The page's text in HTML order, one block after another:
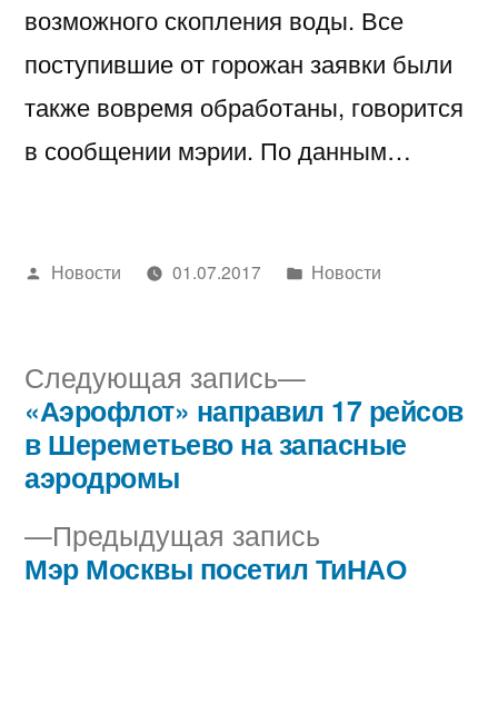
возможного скопления воды. Все
поступившие от горожан заявки были
также вовремя обработаны, говорится
в сообщении мэрии. По данным…
Написано
Новости 01.07.2017
Написано
Новости
Навигация
по
записям
Предыдущая запись
запись:
Мэр Москвы посетил ТиНАО
Следующая запись
Следующая
запись:
«Аэрофлот» направил 17 рейсов
в Шереметьево на запасные
аэродромы